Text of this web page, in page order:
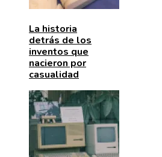
La historia
detrás de los
inventos que
nacieron por
casualidad